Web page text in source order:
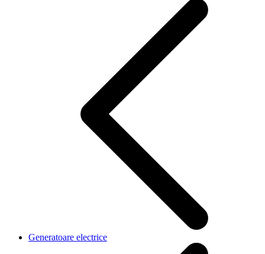
Generatoare electrice